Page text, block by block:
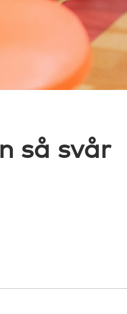
så svår